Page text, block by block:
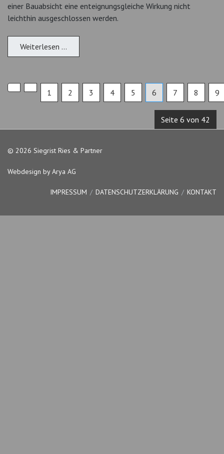
einer Bauabsicht eine enteignungsgleiche Wirkung nicht
leichthin ausgeschlossen werden.
Weiterlesen …
1 2 3 4 5 6 7 8 9
Seite 6 von 42
© 2026 Siegrist Ries & Partner
Webdesign by Arya AG
IMPRESSUM DATENSCHUTZERKLÄRUNG KONTAKT